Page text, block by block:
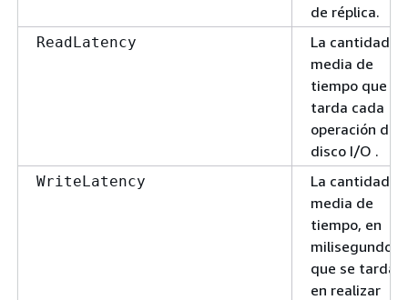
de réplica.
ReadLatency
La cantidad
media de
tiempo que
tarda cada
operación de
disco I/O .
WriteLatency
La cantidad
media de
tiempo, en
milisegundos,
que se tarda
en realizar